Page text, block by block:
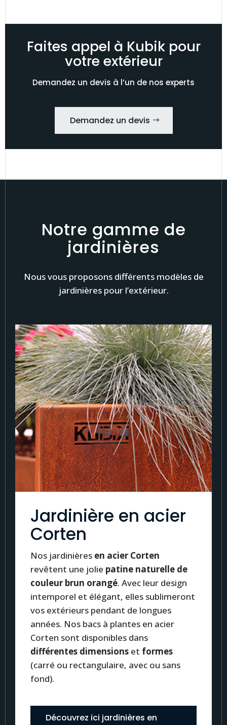
Faites appel à Kubik pour
votre extérieur
Demandez un devis à l’un de nos experts
Demandez un devis
Notre gamme de
jardinières
Nous vous proposons différents modèles de
jardinières pour l’extérieur.
Jardinière en acier
Corten
Nos jardinières en acier Corten
revêtent une jolie patine naturelle de
couleur brun orangé. Avec leur design
intemporel et élégant, elles sublimeront
vos extérieurs pendant de longues
années. Nos bacs à plantes en acier
Corten sont disponibles dans
différentes dimensions et formes
(carré ou rectangulaire, avec ou sans
fond).
Découvrez ici jardinières en